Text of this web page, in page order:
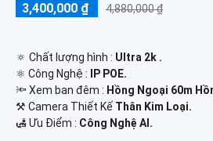
3,400,000 ₫ 4,880,000 ₫
🔅 Chất lượng hình : Ultra 2k .
⚛️ Công Nghệ :
IP POE.
🔦 Xem ban đêm : Hồng Ngoại 60m
⚒ Camera Thiết Kế Thân Kim Loại.
️🛃 Ưu Điểm : Công Nghệ AI.